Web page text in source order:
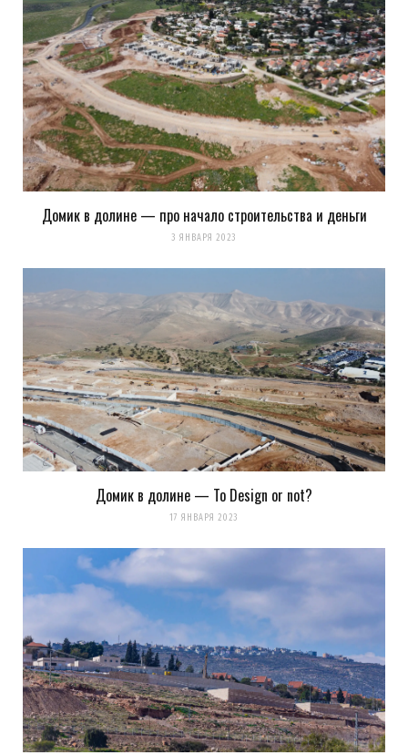
Уведомлять меня о новых записях почтой.
Оповещать о новых
комментариях. А можно простоподписаться на комментарии
Домик в долине — про начало строительства и деньги
3 ЯНВАРЯ 2023
Домик в долине — To Design or not?
17 ЯНВАРЯ 2023